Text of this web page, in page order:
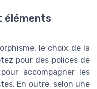
éléments
le choix de la
pour des polices de
accompagner les
En outre, selon une